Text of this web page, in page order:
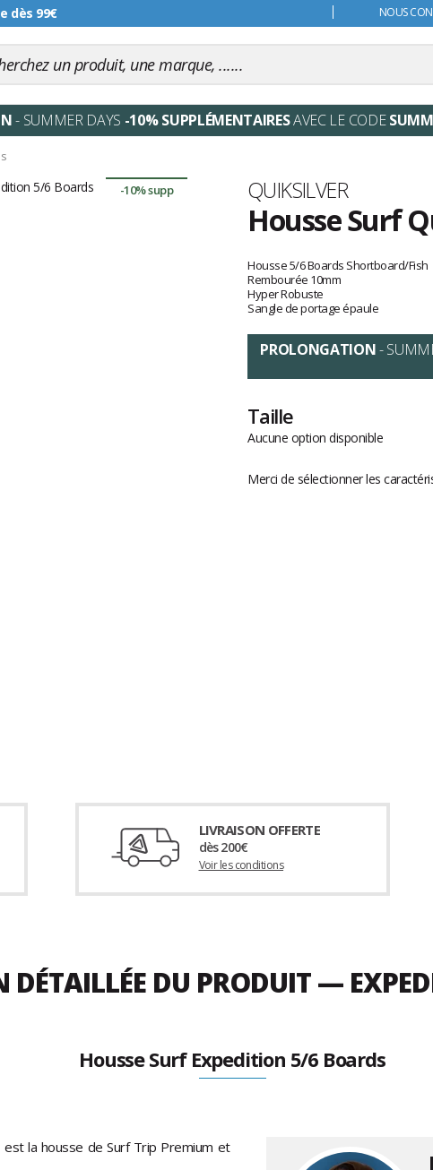
dès 99€ NOUS
- SUMMER DAYS -10% SUPPLÉMENTAIRESAVEC LE CODE
-10% supp Marque
QUIKSILVER
Housse Surf
avis
clients
Housse 5/6 Boards Shortboard/Fish
Rembourée 10mm
Hyper Robuste
Sangle de portage épaule
PROLONGATION-
Taille
Aucune option disponible
Merci de sélectionner les
LIVRAISON OFFERTE
dès 200€
Voir les conditions
DÉTAILLÉE DU PRODUIT —
Housse Surf Expedition 5/6 Boards
est la housse de Surf Trip Premium et